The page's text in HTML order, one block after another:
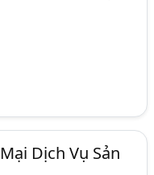
Dịch Vụ Sản